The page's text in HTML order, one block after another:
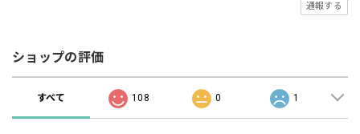
通報する
ショップの評価
すべて 108 0 1